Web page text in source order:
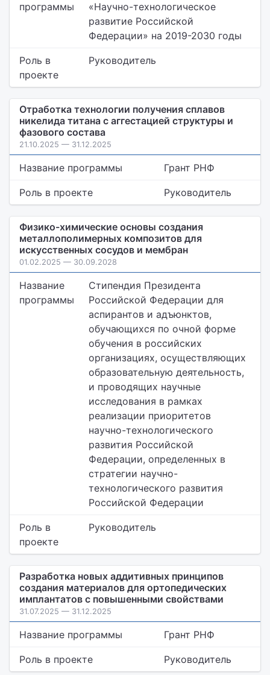
программы
«Научно-технологическое
развитие Российской
Федерации» на 2019-2030 годы
Роль в
проекте
Руководитель
Отработка технологии получения сплавов
никелида титана с аггестацией структуры и
фазового состава
21.10.2025 — 31.12.2025
Название программы Грант РНФ
Роль в проекте Руководитель
Физико-химические основы создания
металлополимерных композитов для
искусственных сосудов и мембран
01.02.2025 — 30.09.2028
Название
программы
Стипендия Президента
Российской Федерации для
аспирантов и адъюнктов,
обучающихся по очной форме
обучения в российских
организациях, осуществляющих
образовательную деятельность,
и проводящих научные
исследования в рамках
реализации приоритетов
научно-технологического
развития Российской
Федерации, определенных в
стратегии научно-
технологического развития
Российской Федерации
Роль в
проекте
Руководитель
Разработка новых аддитивных принципов
создания материалов для ортопедических
имплантатов с повышенными свойствами
31.07.2025 — 31.12.2025
Название программы Грант РНФ
Роль в проекте Руководитель